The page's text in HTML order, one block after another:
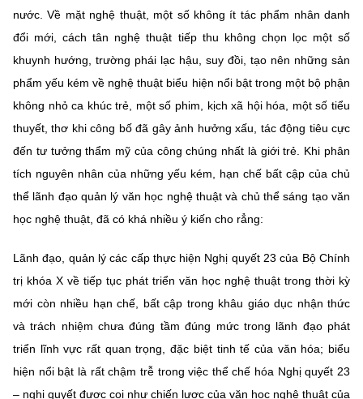
nước. Về mặt nghệ thuật, một số không ít tác phẩm nhân danh
đổi mới, cách tân nghệ thuật tiếp thu không chọn lọc một số
khuynh hướng, trường phái lạc hậu, suy đồi, tạo nên những sản
phẩm yếu kém về nghệ thuật biểu hiện nổi bật trong một bộ phận
không nhỏ ca khúc trẻ, một số phim, kịch xã hội hóa, một số tiểu
thuyết, thơ khi công bố đã gây ảnh hưởng xấu, tác động tiêu cực
đến tư tưởng thẩm mỹ của công chúng nhất là giới trẻ. Khi phân
tích nguyên nhân của những yếu kém, hạn chế bất cập của chủ
thể lãnh đạo quản lý văn học nghệ thuật và chủ thể sáng tạo văn
học nghệ thuật, đã có khá nhiều ý kiến cho rẳng:
Lãnh đạo, quản lý các cấp thực hiện Nghị quyết 23 của Bộ Chính
trị khóa X về tiếp tục phát triển văn học nghệ thuật trong thời kỳ
mới còn nhiều hạn chế, bất cập trong khâu giáo dục nhận thức
và trách nhiệm chưa đúng tầm đúng mức trong lãnh đạo phát
triển lĩnh vực rất quan trọng, đặc biệt tinh tế của văn hóa; biểu
hiện nổi bật là rất chậm trễ trong việc thể chế hóa Nghị quyết 23
– nghị quyết được coi như chiến lược của văn học nghệ thuật của